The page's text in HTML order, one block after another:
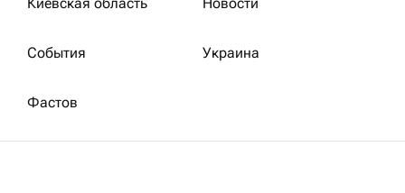
События Украина
Фастов